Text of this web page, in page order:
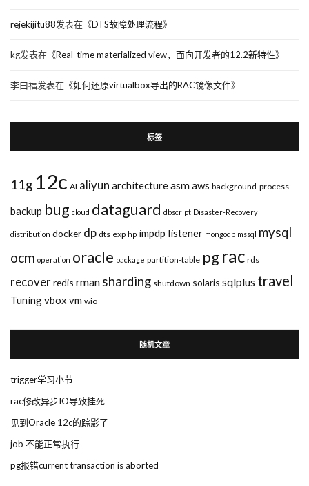
rejekijitu88发表在《DTS故障处理流程》
kg发表在《Real-time materialized view，面向开发者的12.2新特性》
李曰福发表在《如何还原virtualbox导出的RAC镜像文件》
标签
11g 12c AI aliyun architectureasmaws background-process
backup bug cloud dataguard dbscript Disaster-Recovery
distribution docker dp dts exp hp impdp listener mongodb mssql mysql
ocm operation oracle package partition-table pgrac rds
recover redis rman sharding shutdown solaris sqlplus travel
Tuningvbox vm wio
随机文章
trigger学习小节
rac修改异步IO导致挂死
见到Oracle 12c的踪影了
job 不能正常执行
pg报错current transaction is aborted